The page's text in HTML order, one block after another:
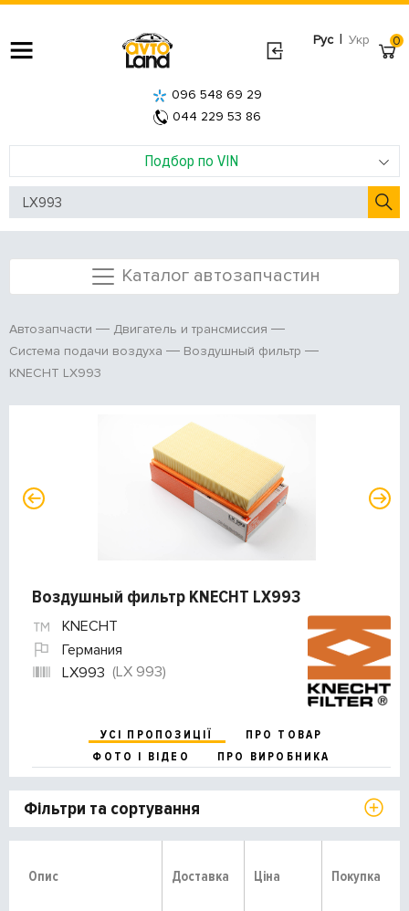
Рус | Укр
Подбор по VIN
096 548 69 29
044 229 53 86
0
Каталог автозапчастин
Автозапчасти
Двигатель и трансмиссия
Система подачи воздуха
Воздушный фильтр
KNECHT LX993
Воздушный фильтр KNECHT LX993
KNECHT
Германия
LX993 (LX 993)
УСІ ПРОПОЗИЦІЇ
ПРО ТОВАР
ФОТО І ВІДЕО
ПРО ВИРОБНИКА
Фільтри та сортування
Опис Доставка Ціна Покупка